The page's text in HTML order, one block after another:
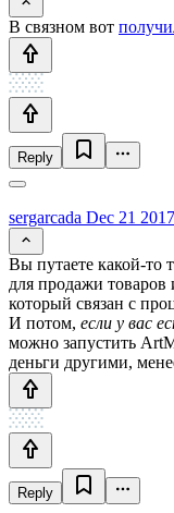
В связном вот
Reply
sergarcada Dec 21
Вы путаете какой-то
для продажи
который связан с
И потом, если у вас
можно запустить
деньги другими,
Reply